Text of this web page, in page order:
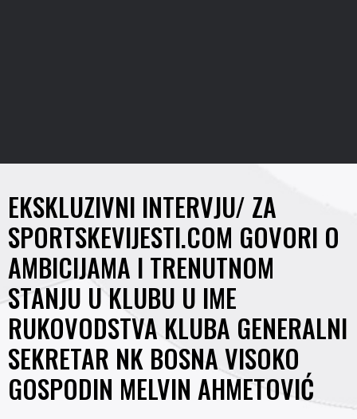
EKSKLUZIVNI INTERVJU/ ZA
SPORTSKEVIJESTI.COM GOVORI O
AMBICIJAMA I TRENUTNOM
STANJU U KLUBU U IME
RUKOVODSTVA KLUBA GENERALNI
SEKRETAR NK BOSNA VISOKO
GOSPODIN MELVIN AHMETOVIĆ